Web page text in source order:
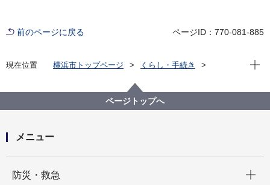
前のページに戻る ページID：770-081-885
現在位置 横浜市トップページ
くらし・手続き
旭区を知る
よみがえる昭和の街並み 旭区風景写真アーカイブ
9.中白根
現在
ページトップへ
メニュー
防災・救急